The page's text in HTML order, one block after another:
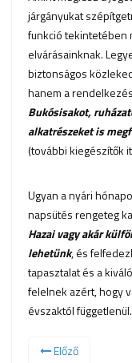
járgányukat
funkció tekintetében
elvárásainknak.
biztonságos
hanem a
Bukósisakot,
alkatrészeket is
(további kiegészítők
Ugyan a nyári
napsütés rengeteg
Hazai vagy akár
lehetünk, és
tapasztalat és a
felelnek azért, hogy
évszaktól függetlenül.
Előző